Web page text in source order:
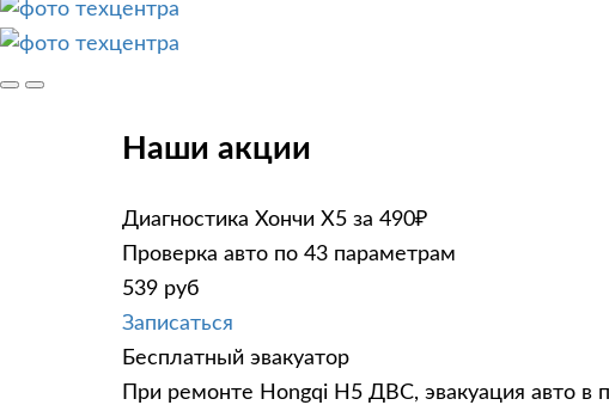
Наши акции
Диагностика Хончи Х5 за 490₽
Проверка авто по 43 параметрам
539 руб
Записаться
Бесплатный эвакуатор
При ремонте Hongqi H5 ДВС, эвакуация авто